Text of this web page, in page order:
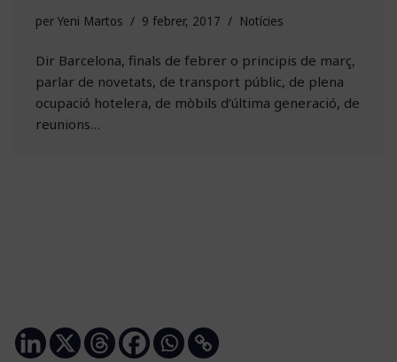
per Yeni Martos 9 febrer, 2017 Notícies
Dir Barcelona, finals de febrer o principis de març,
parlar de novetats, de transport públic, de plena
ocupació hotelera, de mòbils d’última generació, de
reunions…